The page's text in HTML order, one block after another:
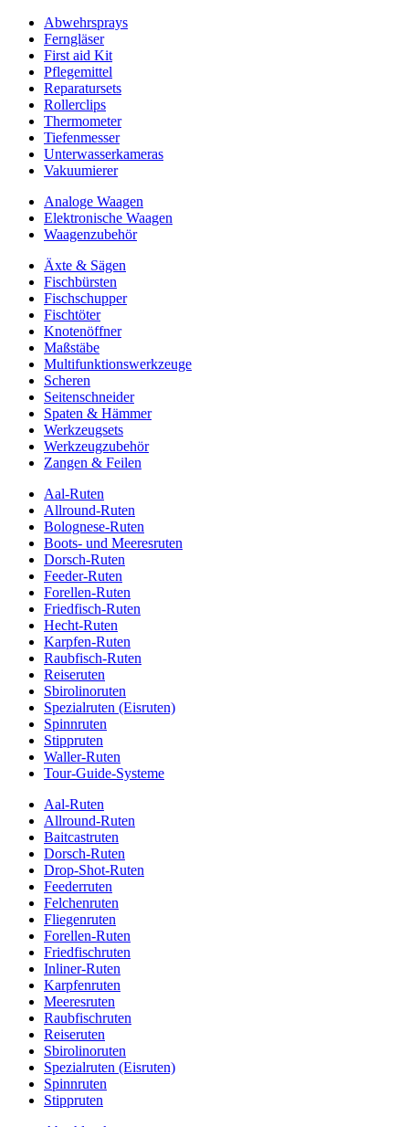
Abwehrsprays
Ferngläser
First aid Kit
Pflegemittel
Reparatursets
Rollerclips
Thermometer
Tiefenmesser
Unterwasserkameras
Vakuumierer
Analoge Waagen
Elektronische Waagen
Waagenzubehör
Äxte & Sägen
Fischbürsten
Fischschupper
Fischtöter
Knotenöffner
Maßstäbe
Multifunktionswerkzeuge
Scheren
Seitenschneider
Spaten & Hämmer
Werkzeugsets
Werkzeugzubehör
Zangen & Feilen
Aal-Ruten
Allround-Ruten
Bolognese-Ruten
Boots- und Meeresruten
Dorsch-Ruten
Feeder-Ruten
Forellen-Ruten
Friedfisch-Ruten
Hecht-Ruten
Karpfen-Ruten
Raubfisch-Ruten
Reiseruten
Sbirolinoruten
Spezialruten (Eisruten)
Spinnruten
Stippruten
Waller-Ruten
Tour-Guide-Systeme
Aal-Ruten
Allround-Ruten
Baitcastruten
Dorsch-Ruten
Drop-Shot-Ruten
Feederruten
Felchenruten
Fliegenruten
Forellen-Ruten
Friedfischruten
Inliner-Ruten
Karpfenruten
Meeresruten
Raubfischruten
Reiseruten
Sbirolinoruten
Spezialruten (Eisruten)
Spinnruten
Stippruten